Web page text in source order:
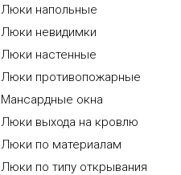
Люки напольные
Люки невидимки
Люки настенные
Люки противопожарные
Мансардные окна
Люки выхода на кровлю
Люки по материалам
Люки по типу открывания